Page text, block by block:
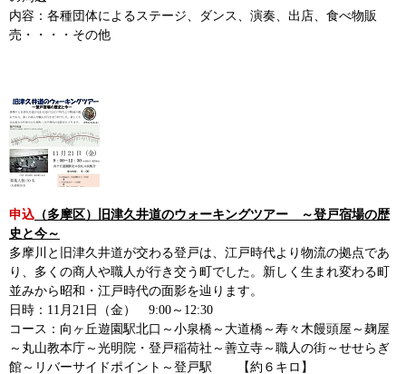
内容：各種団体によるステージ、ダンス、演奏、出店、食べ物販
売・・・・その他
申込 （多摩区）旧津久井道のウォーキングツアー ～登戸宿場の歴
史と今～
多摩川と旧津久井道が交わる登戸は、江戸時代より物流の拠点であ
り、多くの商人や職人が行き交う町でした。新しく生まれ変わる町
並みから昭和・江戸時代の面影を辿ります。
日時：11月21日（金） 9:00～12:30
コース：向ヶ丘遊園駅北口～小泉橋～大道橋～寿々木饅頭屋～麹屋
～丸山教本庁～光明院・登戸稲荷社～善立寺～職人の街～せせらぎ
館～リバーサイドポイント～登戸駅 【約６キロ】